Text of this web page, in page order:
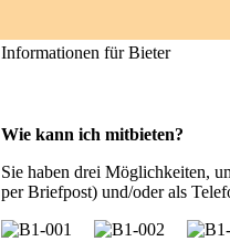
Informationen für Bieter
Wie kann ich mitbieten?
Sie haben drei Möglichkeiten,
per Briefpost) und/oder als